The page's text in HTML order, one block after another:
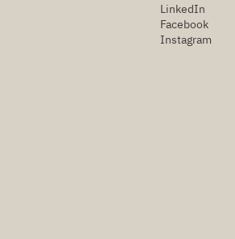
LinkedIn
Facebook
Instagram